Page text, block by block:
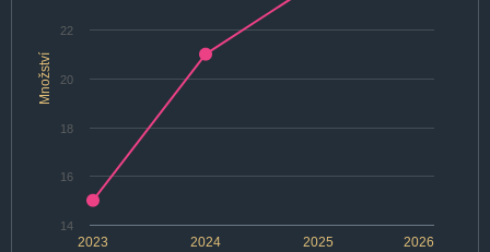
Množství
2024 2026
2023 2025
14
16
18
20
22